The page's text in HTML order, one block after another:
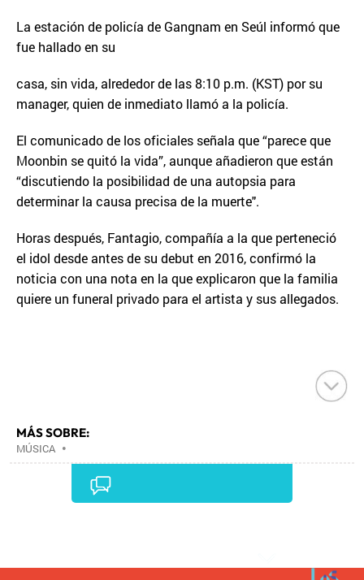
La estación de policía de Gangnam en Seúl informó que
fue hallado en su
casa, sin vida, alrededor de las 8:10 p.m. (KST) por su
manager, quien de inmediato llamó a la policía.
El comunicado de los oficiales señala que “parece que
Moonbin se quitó la vida”, aunque añadieron que están
“discutiendo la posibilidad de una autopsia para
determinar la causa precisa de la muerte".
Horas después, Fantagio, compañía a la que perteneció
el idol desde antes de su debut en 2016, confirmó la
noticia con una nota en la que explicaron que la familia
quiere un funeral privado para el artista y sus allegados.
MÁS SOBRE:
MÚSICA •